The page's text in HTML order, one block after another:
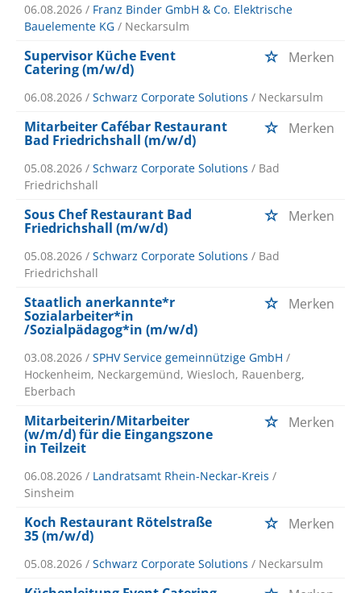
06.08.2026 / Franz Binder GmbH & Co. Elektrische
Bauelemente KG / Neckarsulm
Supervisor Küche Event
Catering (m/w/d)
Merken
06.08.2026 / Schwarz Corporate Solutions / Neckarsulm
Mitarbeiter Cafébar Restaurant
Bad Friedrichshall (m/w/d)
Merken
05.08.2026 / Schwarz Corporate Solutions / Bad
Friedrichshall
Sous Chef Restaurant Bad
Friedrichshall (m/w/d)
Merken
05.08.2026 / Schwarz Corporate Solutions / Bad
Friedrichshall
Staatlich anerkannte*r
Sozialarbeiter*in
/Sozialpädagog*in (m/w/d)
Merken
03.08.2026 / SPHV Service gemeinnützige GmbH /
Hockenheim, Neckargemünd, Wiesloch, Rauenberg,
Eberbach
Mitarbeiterin/Mitarbeiter
(w/m/d) für die Eingangszone
in Teilzeit
Merken
06.08.2026 / Landratsamt Rhein-Neckar-Kreis /
Sinsheim
Koch Restaurant Rötelstraße
35 (m/w/d)
Merken
05.08.2026 / Schwarz Corporate Solutions / Neckarsulm